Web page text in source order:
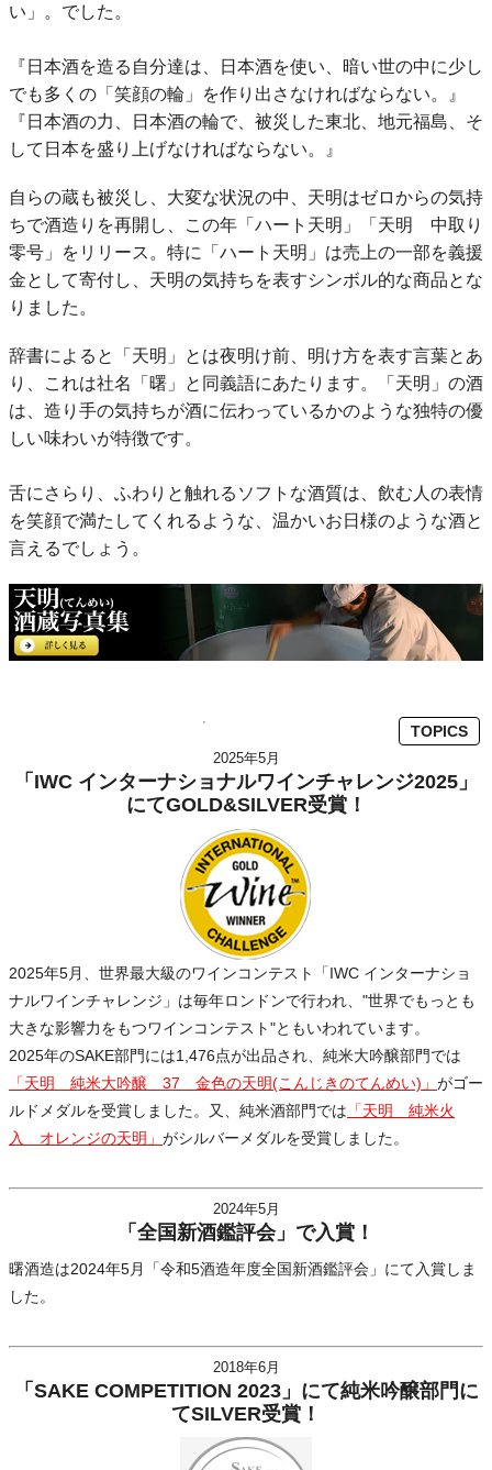
い」。でした。
『日本酒を造る自分達は、日本酒を使い、暗い世の中に少し
でも多くの「笑顔の輪」を作り出さなければならない。』
『日本酒の力、日本酒の輪で、被災した東北、地元福島、そ
して日本を盛り上げなければならない。』
自らの蔵も被災し、大変な状況の中、天明はゼロからの気持
ちで酒造りを再開し、この年「ハート天明」「天明 中取り
零号」をリリース。特に「ハート天明」は売上の一部を義援
金として寄付し、天明の気持ちを表すシンボル的な商品とな
りました。
辞書によると「天明」とは夜明け前、明け方を表す言葉とあ
り、これは社名「曙」と同義語にあたります。「天明」の酒
は、造り手の気持ちが酒に伝わっているかのような独特の優
しい味わいが特徴です。
舌にさらり、ふわりと触れるソフトな酒質は、飲む人の表情
を笑顔で満たしてくれるような、温かいお日様のような酒と
言えるでしょう。
TOPICS
2025年5月
「IWC インターナショナルワインチャレンジ2025」
にてGOLD&SILVER受賞！
2025年5月、世界最大級のワインコンテスト「IWC インターナショ
ナルワインチャレンジ」は毎年ロンドンで行われ、"世界でもっとも
大きな影響力をもつワインコンテスト"ともいわれています。
2025年のSAKE部門には1,476点が出品され、純米大吟醸部門では
「天明 純米大吟醸 37 金色の天明(こんじきのてんめい)」 がゴー
ルドメダルを受賞しました。又、純米酒部門では 「天明 純米火
入 オレンジの天明」 がシルバーメダルを受賞しました。
2024年5月
「全国新酒鑑評会」で入賞！
曙酒造は2024年5月「令和5酒造年度全国新酒鑑評会」にて入賞しま
した。
2018年6月
「SAKE COMPETITION 2023」にて純米吟醸部門に
てSILVER受賞！